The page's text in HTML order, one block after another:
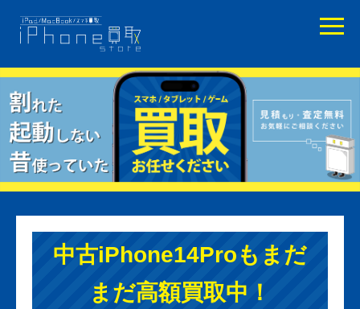
中古iPhone14Proもまだ
まだ高額買取中！